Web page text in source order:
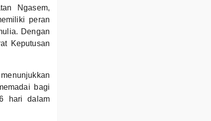
Ngasem,
peran
Dengan
Keputusan
bagi
hari dalam